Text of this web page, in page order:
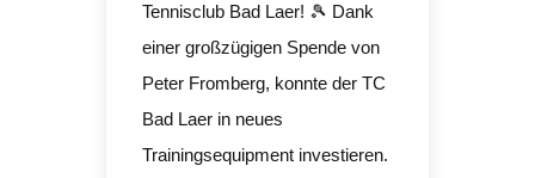
Tennisclub Bad Laer! 🎾 Dank
einer großzügigen Spende von
Peter Fromberg, konnte der TC
Bad Laer in neues
Trainingsequipment investieren.